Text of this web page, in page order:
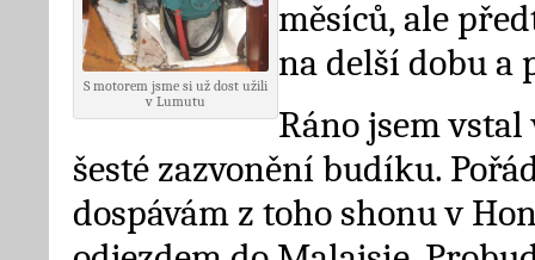
S motorem jsme si už dost užili
v Lumutu
měsíců, ale
na delší dobu a
Ráno jsem
šesté zazvonění budíku.
dospávám z toho shonu v